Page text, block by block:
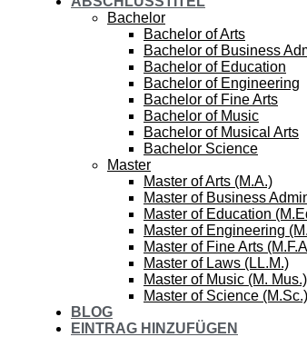
Bachelor
Bachelor of Arts
Bachelor of Business
Bachelor of Education
Bachelor of Engineering
Bachelor of Fine Arts
Bachelor of Music
Bachelor of Musical Arts
Bachelor Science
Master
Master of Arts (M.A.)
Master of Business
Master of Education
Master of Engineering
Master of Fine Arts
Master of Laws (LL.M.)
Master of Music (M. Mus.)
Master of Science (M.Sc.)
BLOG
EINTRAG HINZUFÜGEN